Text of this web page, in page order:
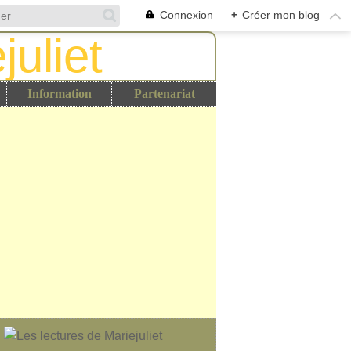
Connexion + Créer mon blog
Information Partenariat